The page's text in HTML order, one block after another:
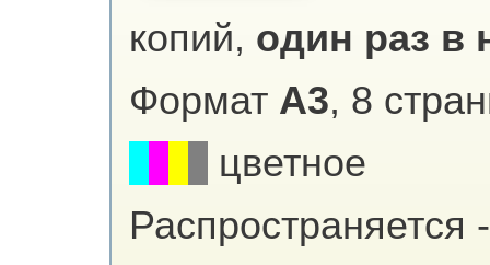
копий, один раз в
Формат А3, 8
цветное
Распространяется -